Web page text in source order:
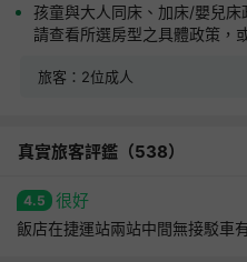
孩童與大人同床、加床/嬰兒
請查看所選房型之具體政策，
旅客：2位成人
真實旅客評鑑（538）
4.5 很好
飯店在捷運站兩站中間無接駁車